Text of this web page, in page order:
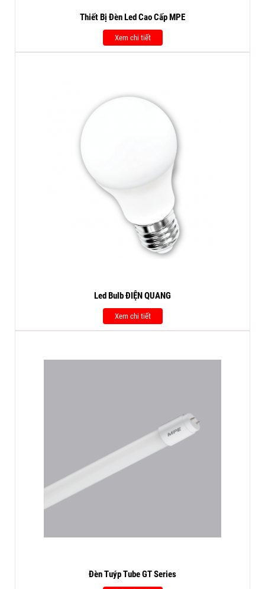
Thiết Bị Đèn Led Cao Cấp MPE
Xem chi tiết
Led Bulb ĐIỆN QUANG
Xem chi tiết
Đèn Tuýp Tube GT Series